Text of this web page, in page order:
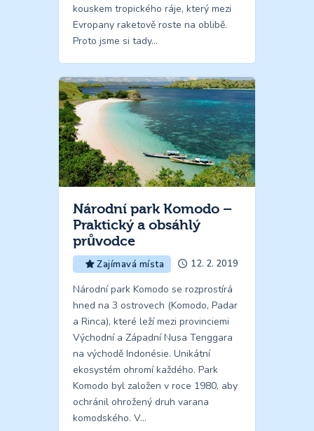
kouskem tropického ráje, který mezi
Evropany raketově roste na oblibě.
Proto jsme si tady…
Národní park Komodo –
Praktický a obsáhlý
průvodce
Zajímavá místa 12. 2. 2019
Národní park Komodo se rozprostírá
hned na 3 ostrovech (Komodo, Padar
a Rinca), které leží mezi provinciemi
Východní a Západní Nusa Tenggara
na východě Indonésie. Unikátní
ekosystém ohromí každého. Park
Komodo byl založen v roce 1980, aby
ochránil ohrožený druh varana
komodského. V…